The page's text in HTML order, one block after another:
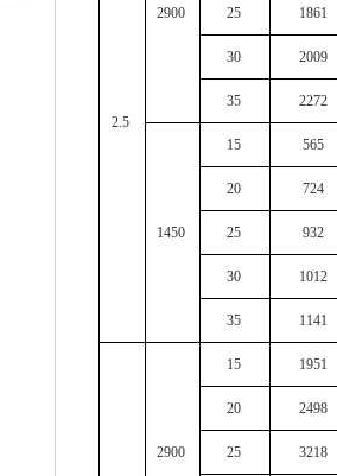
2.5
2900 25 1861
30 2009
35 2272
1450
15 565
20 724
25 932
30 1012
35 1141
2900
15 1951
20 2498
25 3218